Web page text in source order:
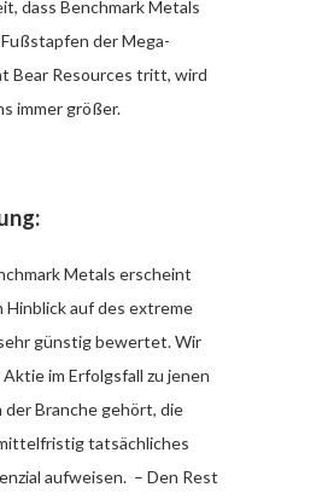
dass Benchmark Metals
der Mega-
Bear Resources tritt, wird
immer größer.
Metals erscheint
Hinblick auf des extreme
günstig bewertet. Wir
im Erfolgsfall zu jenen
Branche gehört, die
tatsächliches
aufweisen. – Den Rest